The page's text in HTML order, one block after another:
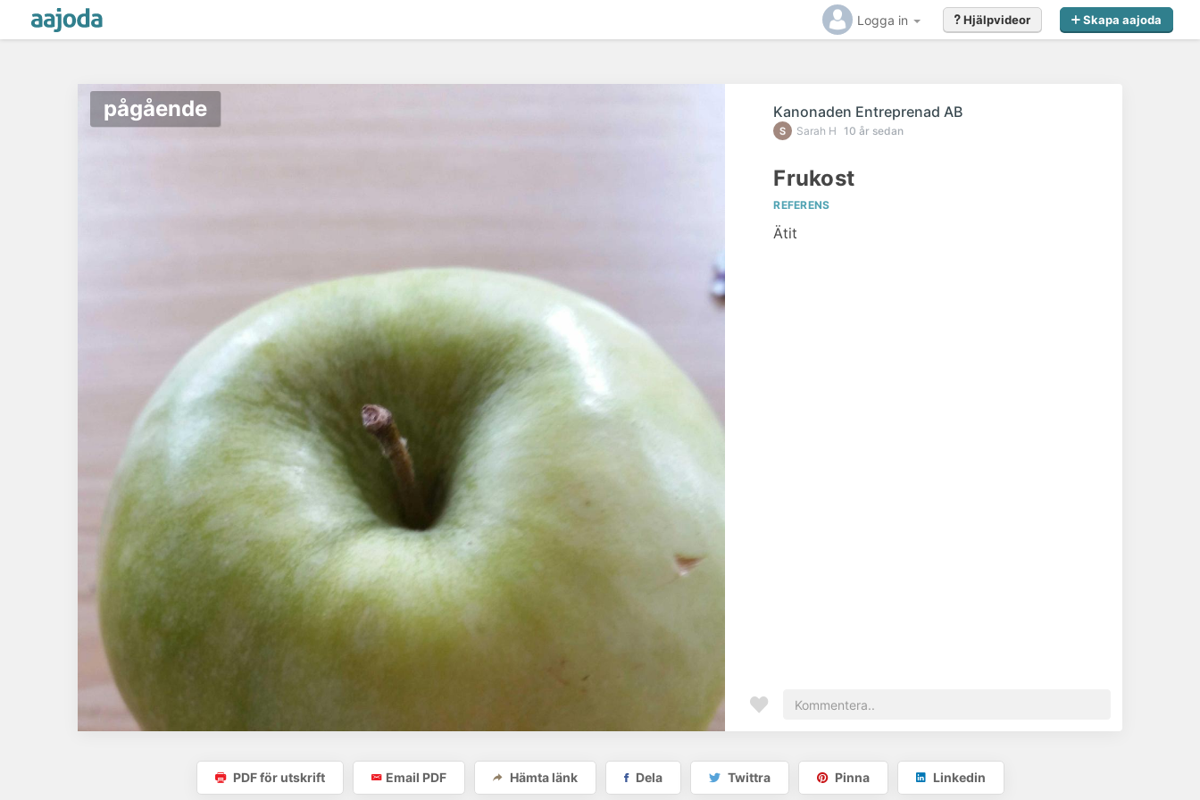
Logga in Skapa aajoda
Hjälpvideor
pågående Kanonaden Entreprenad AB
Sarah H 10 år sedan
Frukost
REFERENS
Ätit
PDF för utskrift Email PDF Hämta länk Dela Twittra Pinna Linkedin